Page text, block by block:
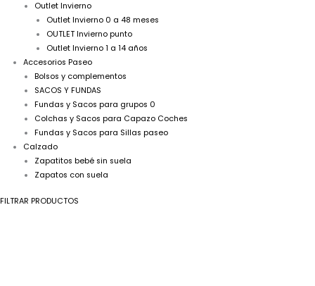
Outlet Invierno
Outlet Invierno 0 a 48 meses
OUTLET Invierno punto
Outlet Invierno 1 a 14 años
Accesorios Paseo
Bolsos y complementos
SACOS Y FUNDAS
Fundas y Sacos para grupos 0
Colchas y Sacos para Capazo Coches
Fundas y Sacos para Sillas paseo
Calzado
Zapatitos bebé sin suela
Zapatos con suela
FILTRAR PRODUCTOS